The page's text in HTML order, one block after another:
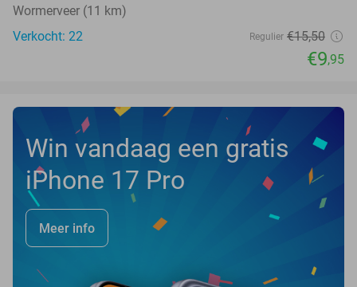
Wormerveer (11 km)
Verkocht: 22
Regulier €15,50
€9,95
Win vandaag een gratis
iPhone 17 Pro
Meer info